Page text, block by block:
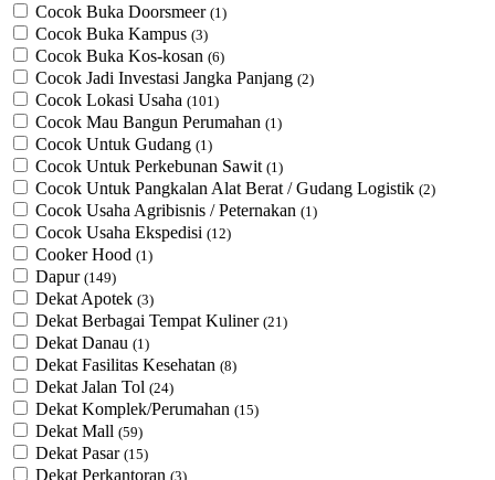
Cocok Buka Doorsmeer (1)
Cocok Buka Kampus (3)
Cocok Buka Kos-kosan (6)
Cocok Jadi Investasi Jangka Panjang (2)
Cocok Lokasi Usaha (101)
Cocok Mau Bangun Perumahan (1)
Cocok Untuk Gudang (1)
Cocok Untuk Perkebunan Sawit (1)
Cocok Untuk ​Pangkalan Alat Berat / Gudang Logistik (2)
Cocok Usaha Agribisnis / Peternakan (1)
Cocok Usaha Ekspedisi (12)
Cooker Hood (1)
Dapur (149)
Dekat Apotek (3)
Dekat Berbagai Tempat Kuliner (21)
Dekat Danau (1)
Dekat Fasilitas Kesehatan (8)
Dekat Jalan Tol (24)
Dekat Komplek/Perumahan (15)
Dekat Mall (59)
Dekat Pasar (15)
Dekat Perkantoran (3)